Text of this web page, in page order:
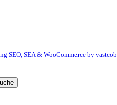
SEO, SEA & WooCommerce by vastcob